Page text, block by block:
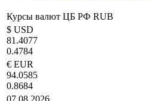
Курсы валют ЦБ РФ RUB
$ USD
81.4077
0.4784
€ EUR
94.0585
0.8684
07.08.2026